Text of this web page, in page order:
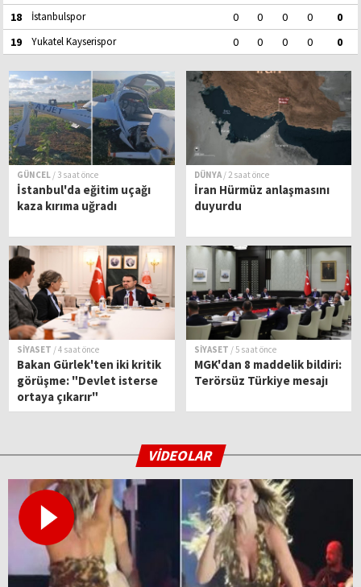
18
İstanbulspor 0 0 0 0
0
19
Yukatel Kayserispor 0 0 0 0 0
GÜNCEL / 3 saat önce
İstanbul'da eğitim uçağı
kaza kırıma uğradı
DÜNYA / 2 saat önce
İran Hürmüz anlaşmasını
duyurdu
SİYASET / 4 saat önce
Bakan Gürlek'ten iki kritik
görüşme: "Devlet isterse
ortaya çıkarır"
SİYASET / 5 saat önce
MGK'dan 8 maddelik bildiri:
Terörsüz Türkiye mesajı
VİDEOLAR